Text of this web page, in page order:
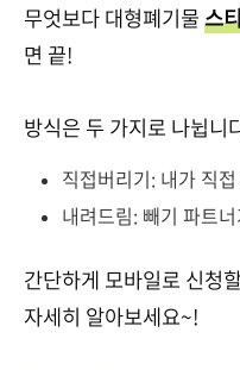
무엇보다 대형폐기물스
면 끝!
방식은 두 가지로 나뉩니
직접버리기: 내가 직
내려드림: 빼기 파트
간단하게 모바일로 신청
자세히 알아보세요~!